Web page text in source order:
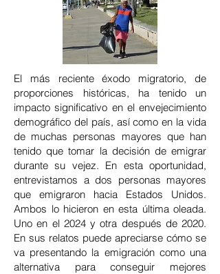
El más reciente éxodo migratorio, de
proporciones históricas, ha tenido un
impacto significativo en el envejecimiento
demográfico del país, así como en la vida
de muchas personas mayores que han
tenido que tomar la decisión de emigrar
durante su vejez. En esta oportunidad,
entrevistamos a dos personas mayores
que emigraron hacia Estados Unidos.
Ambos lo hicieron en esta última oleada.
Uno en el 2024 y otra después de 2020.
En sus relatos puede apreciarse cómo se
va presentando la emigración como una
alternativa para conseguir mejores